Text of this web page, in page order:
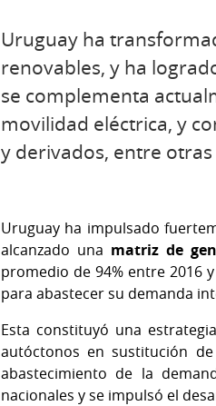
Uruguay ha
renovables, y ha
se complementa
movilidad eléctrica, y
y derivados, entre
Uruguay ha impulsado
alcanzado una matriz de
promedio de 94% entre 2016
para abastecer su demanda
Esta constituyó una
autóctonos en sustitución
abastecimiento de la
nacionales y se impulsó el